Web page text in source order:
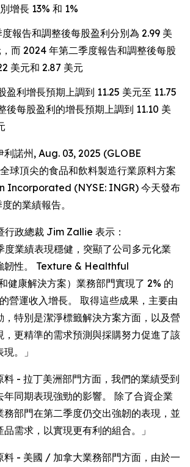
增長 13% 和 1%
報告和調整後每股盈利分別為 2.99 美
而 2024 年第二季度報告和調整後每股
美元和 2.87 美元
盈利增長預期上調到 11.25 美元至 11.75
後每股盈利的增長預期上調到 11.10 美
利諾州, Aug. 03, 2025 (GLOBE
球頂尖的食品和飲料製造行業原料方案
Incorporated (NYSE: INGR) 今天發布
的業績報告。
政總裁 Jim Zallie 表示：
度業績表現穩健，突顯了公司多元化業
韌性。 Texture & Healthful
健康解決方案）業務部門實現了 2% 的
營運收入增長。 取得這些成果，主要由
，特別是潔淨標籤解決方案方面，以及營
，更精準的需求預測與採購努力促進了該
。」
料 - 拉丁美洲部門方面，我們的業績受到
年同期表現強勁的影響。 除了合資企業
務部門在第二季度仍交出強韌的表現，並
需求，以實現更有利的組合。」
料 - 美國 / 加拿大業務部門方面，由於一